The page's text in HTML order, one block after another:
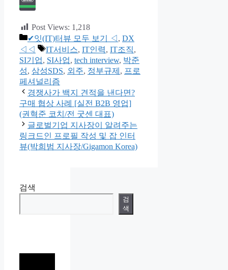
Post Views: 1,218
카
테
고
리
✔잇(IT)터뷰 모두 보기 ◁ , DX
◁◁
태
그
IT서비스, IT인력, IT조직,
SI기업, SI사업, tech interview, 박준
성, 삼성SDS, 외주, 정부규제 , 프로
페셔널리즘
경쟁사가 백지 견적을 낸다면?
구매 협상 사례 [실전 B2B 영업]
(권혁준 코치/전 굿센 대표)
글로벌기업 지사장이 알려주는
링크드인 프로필 작성 및 잡 인터
뷰(박희범 지사장/Gigamon Korea)
검색
검
색